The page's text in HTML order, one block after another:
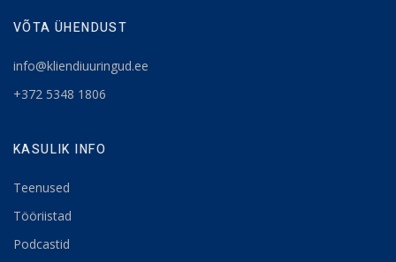
VÕTA ÜHENDUST
info@kliendiuuringud.ee
+372 5348 1806
KASULIK INFO
Teenused
Tööriistad
Podcastid